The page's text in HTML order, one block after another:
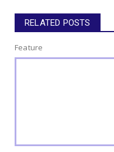
RELATED POSTS
Feature